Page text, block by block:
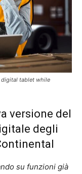
digital tablet while
versione del
degli
su funzioni già